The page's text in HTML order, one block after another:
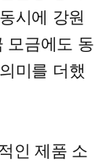
시에 강원
모금에도 동
미를 더했
인 제품 소